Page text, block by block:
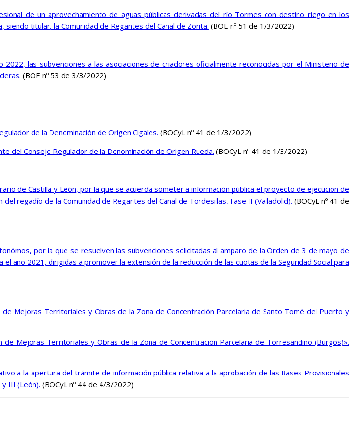
de un aprovechamiento de aguas públicas derivadas del río Tormes con destino riego en los
siendo titular, la Comunidad de Regantes del Canal de Zorita. (BOE nº 51 de 1/3/2022)
las subvenciones a las asociaciones de criadores oficialmente reconocidas por el Ministerio de
(BOE nº 53 de 3/3/2022)
de la Denominación de Origen Cigales. (BOCyL nº 41 de 1/3/2022)
del Consejo Regulador de la Denominación de Origen Rueda. (BOCyL nº 41 de 1/3/2022)
de Castilla y León, por la que se acuerda someter a información pública el proyecto de ejecución de
regadío de la Comunidad de Regantes del Canal de Tordesillas, Fase II (Valladolid). (BOCyL nº 41 de
por la que se resuelven las subvenciones solicitadas al amparo de la Orden de 3 de mayo de
año 2021, dirigidas a promover la extensión de la reducción de las cuotas de la Seguridad Social para
Mejoras Territoriales y Obras de la Zona de Concentración Parcelaria de Santo Tomé del Puerto y
Mejoras Territoriales y Obras de la Zona de Concentración Parcelaria de Torresandino (Burgos)».
a la apertura del trámite de información pública relativa a la aprobación de las Bases Provisionales
III (León). (BOCyL nº 44 de 4/3/2022)